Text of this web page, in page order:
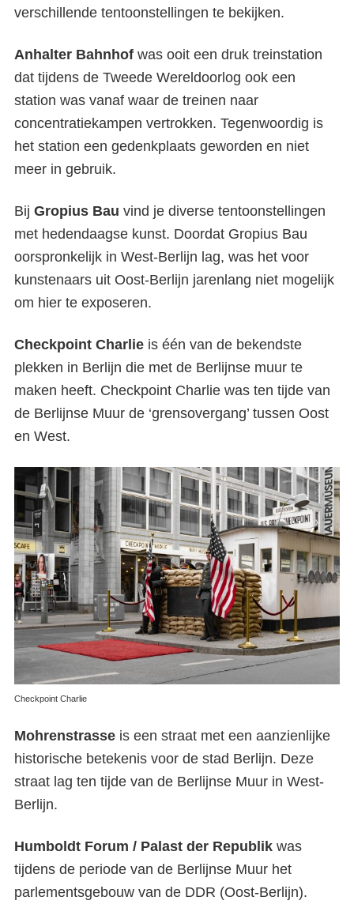
verschillende tentoonstellingen te bekijken.
Anhalter Bahnhof was ooit een druk treinstation
dat tijdens de Tweede Wereldoorlog ook een
station was vanaf waar de treinen naar
concentratiekampen vertrokken. Tegenwoordig is
het station een gedenkplaats geworden en niet
meer in gebruik.
Bij Gropius Bau vind je diverse tentoonstellingen
met hedendaagse kunst. Doordat Gropius Bau
oorspronkelijk in West-Berlijn lag, was het voor
kunstenaars uit Oost-Berlijn jarenlang niet mogelijk
om hier te exposeren.
Checkpoint Charlie is één van de bekendste
plekken in Berlijn die met de Berlijnse muur te
maken heeft. Checkpoint Charlie was ten tijde van
de Berlijnse Muur de ‘grensovergang’ tussen Oost
en West.
Checkpoint Charlie
Mohrenstrasse is een straat met een aanzienlijke
historische betekenis voor de stad Berlijn. Deze
straat lag ten tijde van de Berlijnse Muur in West-
Berlijn.
Humboldt Forum / Palast der Republik was
tijdens de periode van de Berlijnse Muur het
parlementsgebouw van de DDR (Oost-Berlijn).